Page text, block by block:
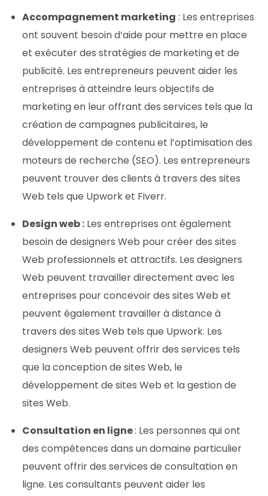
Accompagnement marketing : Les entreprises
ont souvent besoin d’aide pour mettre en place
et exécuter des stratégies de marketing et de
publicité. Les entrepreneurs peuvent aider les
entreprises à atteindre leurs objectifs de
marketing en leur offrant des services tels que la
création de campagnes publicitaires, le
développement de contenu et l’optimisation des
moteurs de recherche (SEO). Les entrepreneurs
peuvent trouver des clients à travers des sites
Web tels que Upwork et Fiverr.
Design web : Les entreprises ont également
besoin de designers Web pour créer des sites
Web professionnels et attractifs. Les designers
Web peuvent travailler directement avec les
entreprises pour concevoir des sites Web et
peuvent également travailler à distance à
travers des sites Web tels que Upwork. Les
designers Web peuvent offrir des services tels
que la conception de sites Web, le
développement de sites Web et la gestion de
sites Web.
Consultation en ligne: Les personnes qui ont
des compétences dans un domaine particulier
peuvent offrir des services de consultation en
ligne. Les consultants peuvent aider les